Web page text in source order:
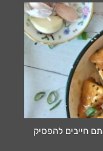
3 טעויות שאתם חייבים להפסיק